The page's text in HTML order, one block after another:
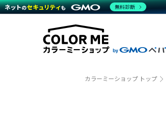
商材一覧を見る
機能一覧を見る
料金
プラン・料金一覧を見る
事例
運営サポート
サポート一覧を見る
カラーミーショップ トップ
無料診断